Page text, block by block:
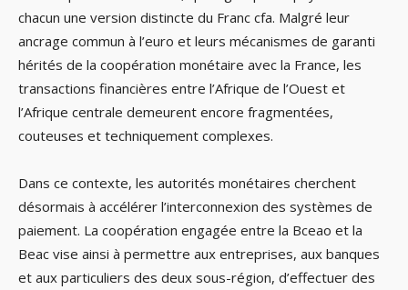
chacun une version distincte du Franc cfa. Malgré leur
ancrage commun à l’euro et leurs mécanismes de garanti
hérités de la coopération monétaire avec la France, les
transactions financières entre l’Afrique de l’Ouest et
l’Afrique centrale demeurent encore fragmentées,
couteuses et techniquement complexes.
Dans ce contexte, les autorités monétaires cherchent
désormais à accélérer l’interconnexion des systèmes de
paiement. La coopération engagée entre la Bceao et la
Beac vise ainsi à permettre aux entreprises, aux banques
et aux particuliers des deux sous-région, d’effectuer des